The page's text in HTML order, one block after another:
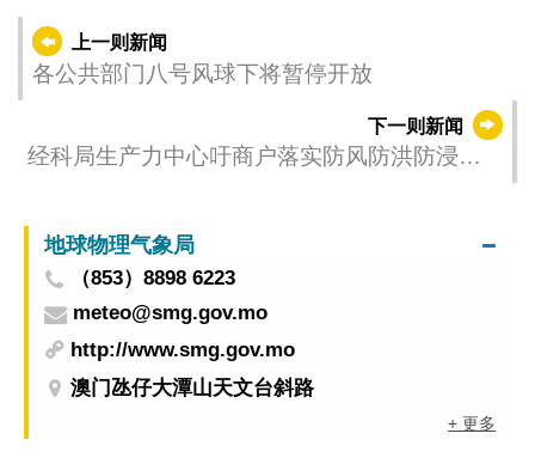
上一则新闻
各公共部门八号风球下将暂停开放
下一则新闻
经科局生产力中心吁商户落实防风防洪防浸措
地球物理气象局
（853）8898 6223
meteo@smg.gov.mo
http://www.smg.gov.mo
澳门氹仔大潭山天文台斜路
+ 更多